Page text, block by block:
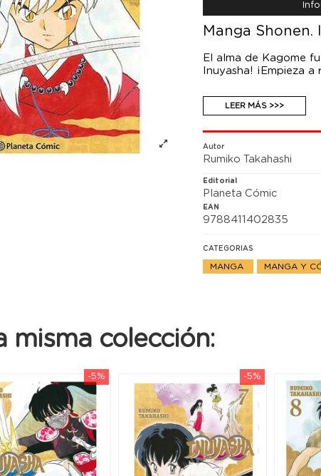
Manga Shonen.
El alma de Kagome
Inuyasha! ¡Empieza
LEER MÁS >>>
Autor
Rumiko Takahashi
Editorial
Planeta Cómic
EAN
9788411402835
CATEGORIAS
MANGA MANGA Y
misma colección:
-5% -5%